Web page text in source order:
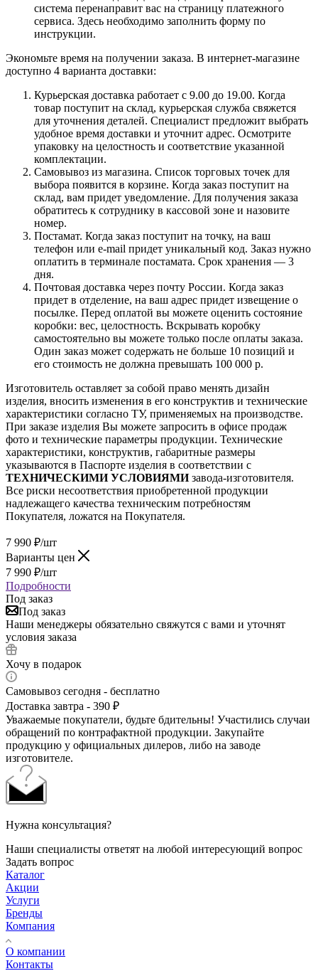
система перенаправит вас на страницу платежного
сервиса. Здесь необходимо заполнить форму по
инструкции.
Экономьте время на получении заказа. В интернет-магазине
доступно 4 варианта доставки:
Курьерская доставка работает с 9.00 до 19.00. Когда
товар поступит на склад, курьерская служба свяжется
для уточнения деталей. Специалист предложит выбрать
удобное время доставки и уточнит адрес. Осмотрите
упаковку на целостность и соответствие указанной
комплектации.
Самовывоз из магазина. Список торговых точек для
выбора появится в корзине. Когда заказ поступит на
склад, вам придет уведомление. Для получения заказа
обратитесь к сотруднику в кассовой зоне и назовите
номер.
Постамат. Когда заказ поступит на точку, на ваш
телефон или e-mail придет уникальный код. Заказ нужно
оплатить в терминале постамата. Срок хранения — 3
дня.
Почтовая доставка через почту России. Когда заказ
придет в отделение, на ваш адрес придет извещение о
посылке. Перед оплатой вы можете оценить состояние
коробки: вес, целостность. Вскрывать коробку
самостоятельно вы можете только после оплаты заказа.
Один заказ может содержать не больше 10 позиций и
его стоимость не должна превышать 100 000 р.
Изготовитель оставляет за собой право менять дизайн
изделия, вносить изменения в его конструктив и технические
характеристики согласно ТУ, применяемых на производстве.
При заказе изделия Вы можете запросить в офисе продаж
фото и технические параметры продукции. Технические
характеристики, конструктив, габаритные размеры
указываются в Паспорте изделия в соответствии с
ТЕХНИЧЕСКИМИ УСЛОВИЯМИзавода-изготовителя.
Все риски несоответствия приобретенной продукции
надлежащего качества техническим потребностям
Покупателя, ложатся на Покупателя.
7 990 ₽/шт
Варианты цен
7 990 ₽/шт
Подробности
Под заказ
Под заказ
Наши менеджеры обязательно свяжутся с вами и уточнят
условия заказа
Хочу в подарок
Самовывоз сегодня - бесплатно
Доставка завтра - 390 ₽
Уважаемые покупатели, будьте бдительны! Участились случаи
обращений по контрафактной продукции. Закупайте
продукцию у официальных дилеров, либо на заводе
изготовителе.
Нужна консультация?
Наши специалисты ответят на любой интересующий вопрос
Задать вопрос
Каталог
Акции
Услуги
Бренды
Компания
О компании
Контакты